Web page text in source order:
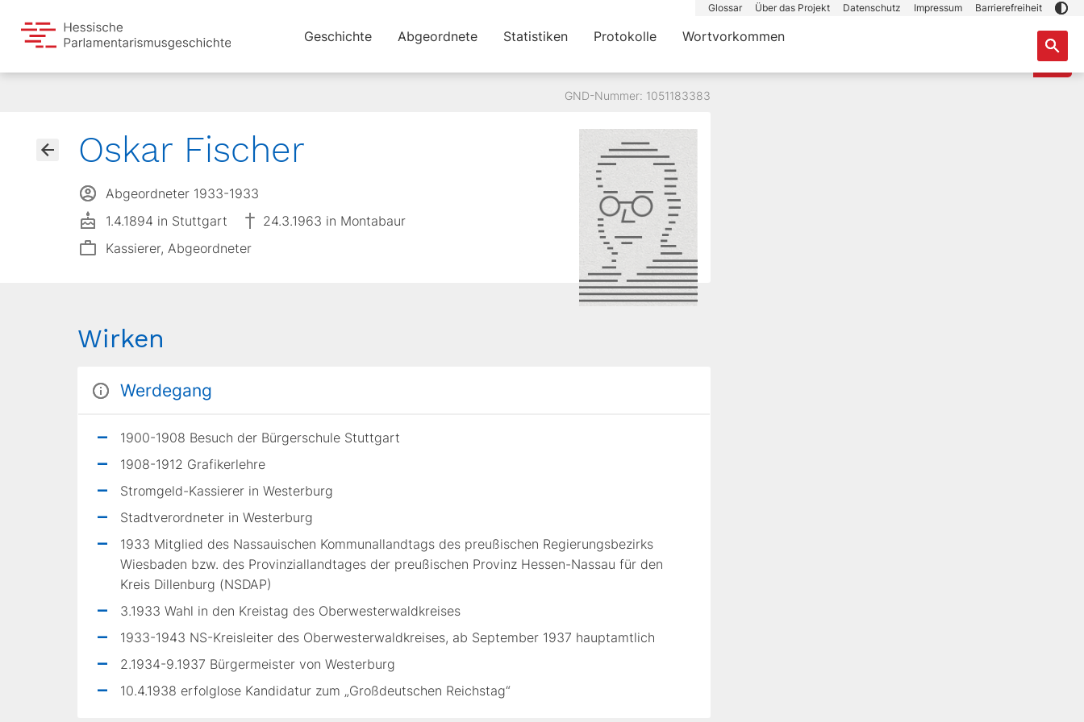
Glossar Über das Projekt Datenschutz Impressum Barrierefreiheit
Geschichte Abgeordnete Statistiken Protokolle Wortvorkommen
GND-Nummer: 1051183383
Oskar Fischer
Abgeordneter 1933-1933
1.4.1894 in Stuttgart
24.3.1963 in Montabaur
Kassierer, Abgeordneter
Wirken
Werdegang
1900-1908 Besuch der Bürgerschule Stuttgart
1908-1912 Grafikerlehre
Stromgeld-Kassierer in Westerburg
Stadtverordneter in Westerburg
1933 Mitglied des Nassauischen Kommunallandtags des preußischen Regierungsbezirks
Wiesbaden bzw. des Provinziallandtages der preußischen Provinz Hessen-Nassau für den
Kreis Dillenburg (NSDAP)
3.1933 Wahl in den Kreistag des Oberwesterwaldkreises
1933-1943 NS-Kreisleiter des Oberwesterwaldkreises, ab September 1937 hauptamtlich
2.1934-9.1937 Bürgermeister von Westerburg
10.4.1938 erfolglose Kandidatur zum „Großdeutschen Reichstag“